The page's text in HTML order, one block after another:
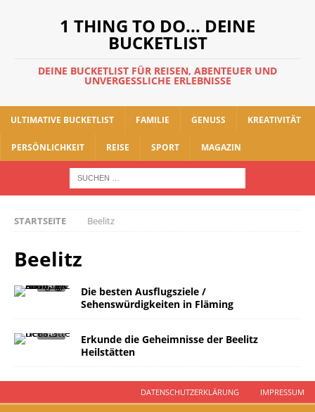
1 THING TO DO... DEINE
BUCKETLIST
DEINE BUCKETLIST FÜR REISEN, ABENTEUER UND
UNVERGESSLICHE ERLEBNISSE
ULTIMATIVE BUCKETLIST FAMILIE GENUSS KREATIVITÄT
PERSÖNLICHKEIT REISE SPORT MAGAZIN
STARTSEITE Beelitz
Beelitz
Die besten Ausflugsziele /
Sehenswürdigkeiten in Fläming
Erkunde die Geheimnisse der Beelitz
Heilstätten
DATENSCHUTZERKLÄRUNG IMPRESSUM